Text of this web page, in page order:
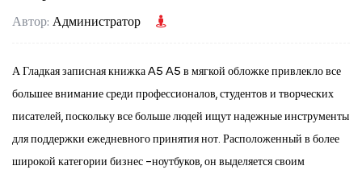
Автор: Администратор
А Гладкая записная книжка A5 A5 в мягкой обложке привлекло все
большее внимание среди профессионалов, студентов и творческих
писателей, поскольку все больше людей ищут надежные инструменты
для поддержки ежедневного принятия нот. Расположенный в более
широкой категории бизнес -ноутбуков, он выделяется своим